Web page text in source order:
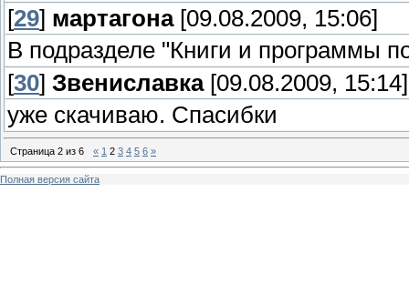
[29] мартагона[09.08.2009, 15:06]
В подразделе "Книги и программы
[30] Звениславка[09.08.2009, 15:14]
уже скачиваю. Спасибки
Страница 2 из 6 « 1 2 3 4 5 6 »
Полная версия сайта